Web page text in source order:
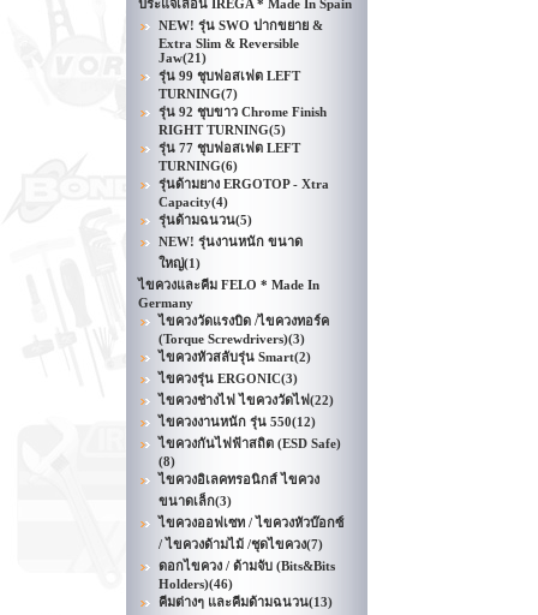
ประแจเลื่อน IREGA * Made In Spain
NEW! รุ่น SWO ปากขยาย &
Extra Slim & Reversible
Jaw(21)
รุ่น 99 ชุบฟอสเฟต LEFT
TURNING(7)
รุ่น 92 ชุบขาว Chrome Finish
RIGHT TURNING(5)
รุ่น 77 ชุบฟอสเฟต LEFT
TURNING(6)
รุ่นด้ามยาง ERGOTOP - Xtra
Capacity(4)
รุ่นด้ามฉนวน(5)
NEW! รุ่นงานหนัก ขนาด
ใหญ่(1)
ไขควงและคีม FELO * Made In
Germany
ไขควงวัดแรงบิด /ไขควงทอร์ค
(Torque Screwdrivers)(3)
ไขควงหัวสลับรุ่น Smart(2)
ไขควงรุ่น ERGONIC(3)
ไขควงช่างไฟ ไขควงวัดไฟ(22)
ไขควงงานหนัก รุ่น 550(12)
ไขควงกันไฟฟ้าสถิต (ESD Safe)
(8)
ไขควงอิเลคทรอนิกส์ ไขควง
ขนาดเล็ก(3)
ไขควงออฟเซท / ไขควงหัวบ๊อกซ์
/ ไขควงด้ามไม้ /ชุดไขควง(7)
ดอกไขควง / ด้ามจับ (Bits&Bits
Holders)(46)
คีมต่างๆ และคีมด้ามฉนวน(13)